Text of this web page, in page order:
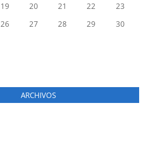
19 20 21 22
23
26 27 28 29
30
ARCHIVOS